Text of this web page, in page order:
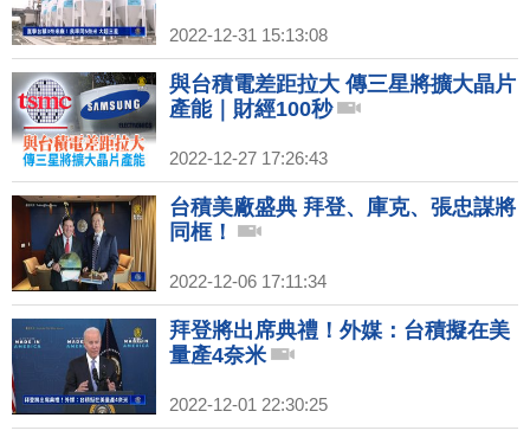
2022-12-31 15:13:08
與台積電差距拉大 傳三星將擴大晶片
產能｜財經100秒
2022-12-27 17:26:43
台積美廠盛典 拜登、庫克、張忠謀將
同框！
2022-12-06 17:11:34
拜登將出席典禮！外媒：台積擬在美
量產4奈米
2022-12-01 22:30:25